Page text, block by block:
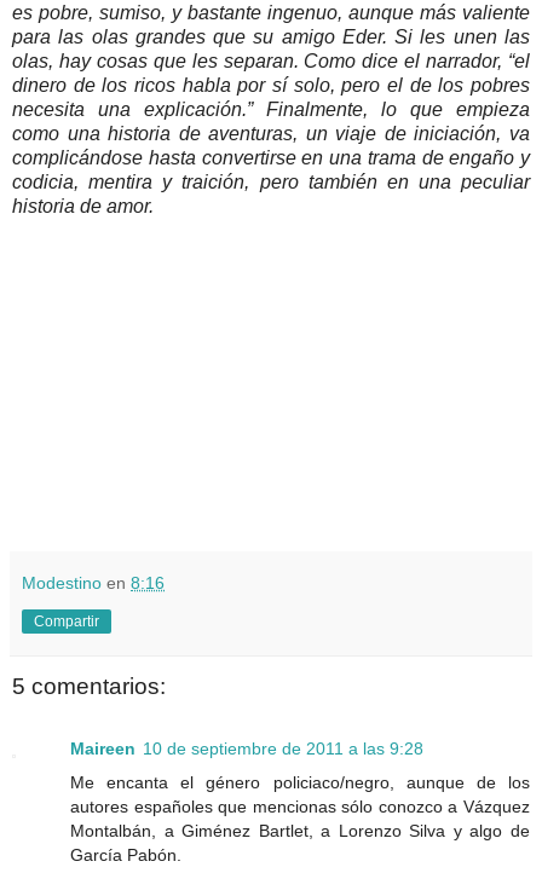
es pobre, sumiso, y bastante ingenuo, aunque más valiente
para las olas grandes que su amigo Eder. Si les unen las
olas, hay cosas que les separan. Como dice el narrador, “el
dinero de los ricos habla por sí solo, pero el de los pobres
necesita una explicación.” Finalmente, lo que empieza
como una historia de aventuras, un viaje de iniciación, va
complicándose hasta convertirse en una trama de engaño y
codicia, mentira y traición, pero también en una peculiar
historia de amor.
Modestino en 8:16
Compartir
5 comentarios:
Maireen 10 de septiembre de 2011 a las 9:28
Me encanta el género policiaco/negro, aunque de los
autores españoles que mencionas sólo conozco a Vázquez
Montalbán, a Giménez Bartlet, a Lorenzo Silva y algo de
García Pabón.